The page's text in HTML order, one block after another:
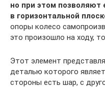
но при этом
в горизонтальной
опоры колесо
это произошло на ходу,
Этот элемент
деталью которого
стороны есть шар, с